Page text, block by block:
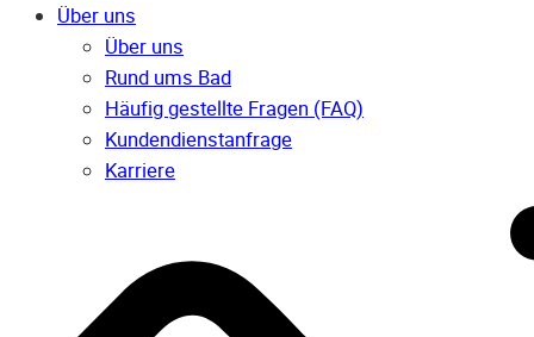
Über uns
Über uns
Rund ums Bad
Häufig gestellte Fragen (FAQ)
Kunden­dienst­anfrage
Karriere